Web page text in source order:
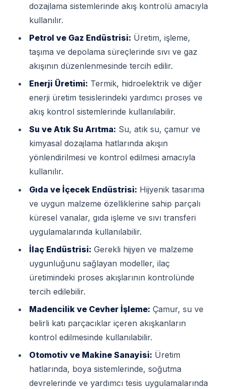
dozajlama sistemlerinde akış kontrolü amacıyla
kullanılır.
Petrol ve Gaz Endüstrisi: Üretim, işleme,
taşıma ve depolama süreçlerinde sıvı ve gaz
akışının düzenlenmesinde tercih edilir.
Enerji Üretimi: Termik, hidroelektrik ve diğer
enerji üretim tesislerindeki yardımcı proses ve
akış kontrol sistemlerinde kullanılabilir.
Su ve Atık Su Arıtma: Su, atık su, çamur ve
kimyasal dozajlama hatlarında akışın
yönlendirilmesi ve kontrol edilmesi amacıyla
kullanılır.
Gıda ve İçecek Endüstrisi: Hijyenik tasarıma
ve uygun malzeme özelliklerine sahip parçalı
küresel vanalar, gıda işleme ve sıvı transferi
uygulamalarında kullanılabilir.
İlaç Endüstrisi: Gerekli hijyen ve malzeme
uygunluğunu sağlayan modeller, ilaç
üretimindeki proses akışlarının kontrolünde
tercih edilebilir.
Madencilik ve Cevher İşleme: Çamur, su ve
belirli katı parçacıklar içeren akışkanların
kontrol edilmesinde kullanılabilir.
Otomotiv ve Makine Sanayisi: Üretim
hatlarında, boya sistemlerinde, soğutma
devrelerinde ve yardımcı tesis uygulamalarında